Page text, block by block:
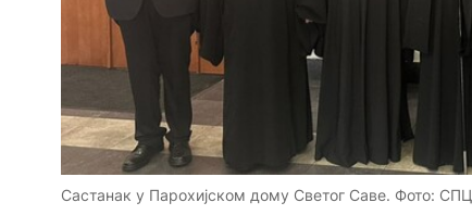
Састанак у Парохијском дому Светог Саве. Фото: СПЦ